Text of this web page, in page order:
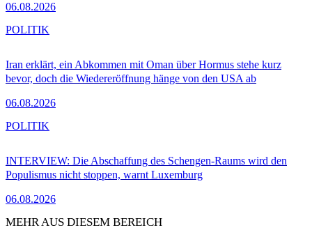
06.08.2026
Iran erklärt, ein Abkommen mit Oman über Hormus stehe kurz
bevor, doch die Wiedereröffnung hänge von den USA ab
06.08.2026
POLITIK
INTERVIEW: Die Abschaffung des Schengen-Raums wird den
Populismus nicht stoppen, warnt Luxemburg
06.08.2026
POLITIK
MEHR AUS DIESEM BEREICH